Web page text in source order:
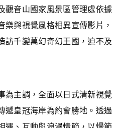
觀音山國家風景區管理處依據
樂與視覺風格相異宣傳影片，
訪千變萬幻奇幻王國，迫不及
為主調，全面以日式清新視覺
遞皇冠海岸為約會勝地。透過